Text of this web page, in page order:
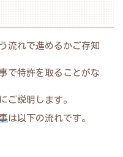
流れで進めるかご存知
で特許を取ることがな
ご説明します。
は以下の流れです。